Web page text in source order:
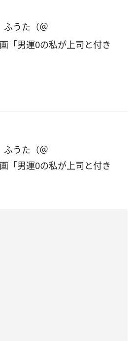
うた（＠
「男運0の私が上司と付き
うた（＠
「男運0の私が上司と付き